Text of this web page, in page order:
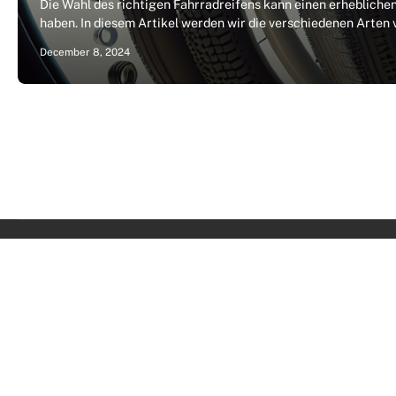
Die Wahl des richtigen Fahrradreifens kann einen
haben. In diesem Artikel werden wir die verschiedenen
December 8, 2024